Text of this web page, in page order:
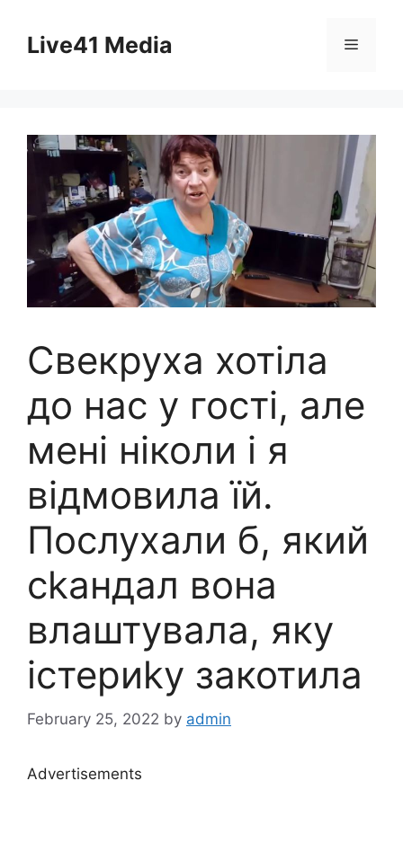
contentLive41 Media Menu
Свекруха хотіла
до нас у гості, але
мені ніколи і я
відмовила їй.
Послухали б, який
сkандал вона
влаштувала, яку
істериkу закотила
February 25, 2022 by admin
Advertisements